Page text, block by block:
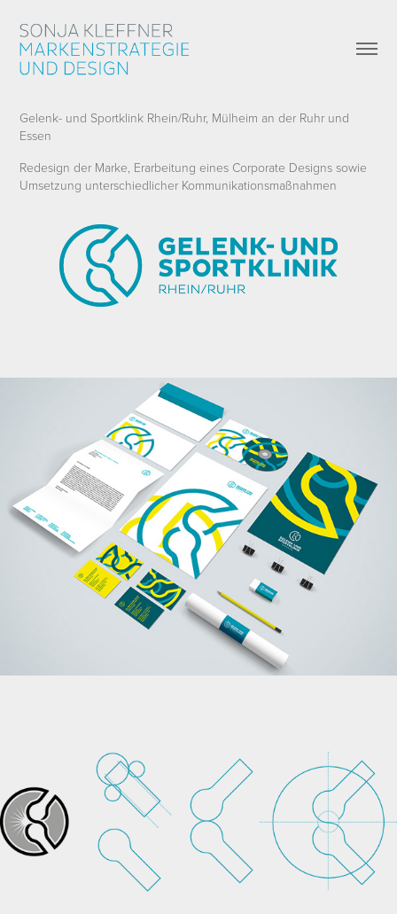
Gelenk- und Sportklink Rhein/Ruhr, Mülheim an der Ruhr und
Essen
Redesign der Marke, Erarbeitung eines Corporate Designs sowie
Umsetzung unterschiedlicher Kommunikationsmaßnahmen